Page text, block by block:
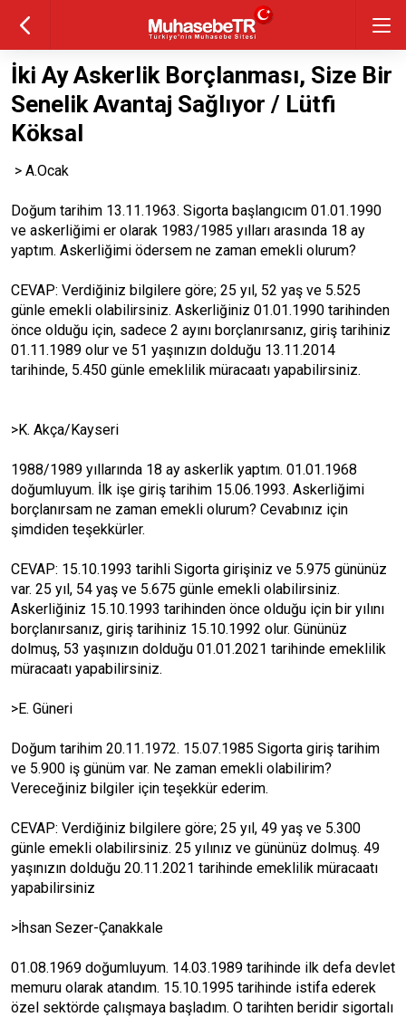
İki Ay Askerlik Borçlanması, Size Bir
Senelik Avantaj Sağlıyor / Lütfi
Köksal
> A.Ocak
Doğum tarihim 13.11.1963. Sigorta başlangıcım 01.01.1990
ve askerliğimi er olarak 1983/1985 yılları arasında 18 ay
yaptım. Askerliğimi ödersem ne zaman emekli olurum?
CEVAP: Verdiğiniz bilgilere göre; 25 yıl, 52 yaş ve 5.525
günle emekli olabilirsiniz. Askerliğiniz 01.01.1990 tarihinden
önce olduğu için, sadece 2 ayını borçlanırsanız, giriş tarihiniz
01.11.1989 olur ve 51 yaşınızın dolduğu 13.11.2014
tarihinde, 5.450 günle emeklilik müracaatı yapabilirsiniz.
>K. Akça/Kayseri
1988/1989 yıllarında 18 ay askerlik yaptım. 01.01.1968
doğumluyum. İlk işe giriş tarihim 15.06.1993. Askerliğimi
borçlanırsam ne zaman emekli olurum? Cevabınız için
şimdiden teşekkürler.
CEVAP: 15.10.1993 tarihli Sigorta girişiniz ve 5.975 gününüz
var. 25 yıl, 54 yaş ve 5.675 günle emekli olabilirsiniz.
Askerliğiniz 15.10.1993 tarihinden önce olduğu için bir yılını
borçlanırsanız, giriş tarihiniz 15.10.1992 olur. Gününüz
dolmuş, 53 yaşınızın dolduğu 01.01.2021 tarihinde emeklilik
müracaatı yapabilirsiniz.
>E. Güneri
Doğum tarihim 20.11.1972. 15.07.1985 Sigorta giriş tarihim
ve 5.900 iş günüm var. Ne zaman emekli olabilirim?
Vereceğiniz bilgiler için teşekkür ederim.
CEVAP: Verdiğiniz bilgilere göre; 25 yıl, 49 yaş ve 5.300
günle emekli olabilirsiniz. 25 yılınız ve gününüz dolmuş. 49
yaşınızın dolduğu 20.11.2021 tarihinde emeklilik müracaatı
yapabilirsiniz
>İhsan Sezer-Çanakkale
01.08.1969 doğumluyum. 14.03.1989 tarihinde ilk defa devlet
memuru olarak atandım. 15.10.1995 tarihinde istifa ederek
özel sektörde çalışmaya başladım. O tarihten beridir sigortalı